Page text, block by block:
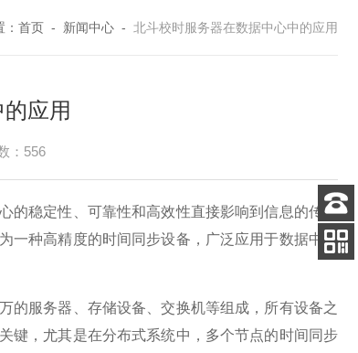
首页 - 新闻中心 - 北斗校时服务器在数据中心中的应用
应用
：556
稳定性、可靠性和高效性直接影响到信息的传输
一种高精度的时间同步设备，广泛应用于数据中心
的服务器、存储设备、交换机等组成，所有设备之
键，尤其是在分布式系统中，多个节点的时间同步
客服
电话